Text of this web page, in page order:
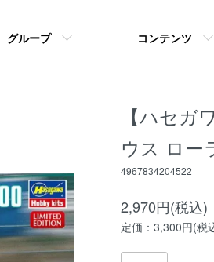
グループ コンテンツ
【ハセガ
ウス ロー
4967834204522
2,970円(税込)
定価：3,300円(税